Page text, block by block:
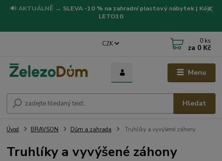
🔊 AKTUÁLNĚ → SLEVA -10 % na zahradní plastový nábytek | Kód:
LETO10
Menu
CZK
Hledat
0 ks
za 0 Kč
Úvod BRAVSON Dům a zahrada Truhlíky a vyvýšené záhony
Truhlíky a vyvýšené záhony